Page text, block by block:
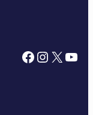
Facebook InstagramX YouTube